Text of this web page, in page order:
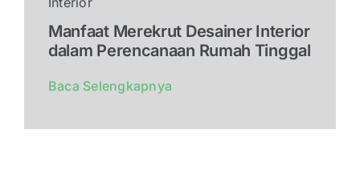
Manfaat Merekrut Desainer Interior
dalam Perencanaan Rumah Tinggal
Baca Selengkapnya